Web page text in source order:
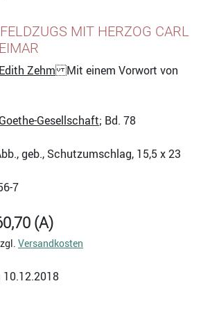
MIT HERZOG CARL
Edith ZehmMit einem Vorwort von
Gesellschaft; Bd. 78
geb., Schutzumschlag, 15,5 x 23
7
(A)
Versandkosten